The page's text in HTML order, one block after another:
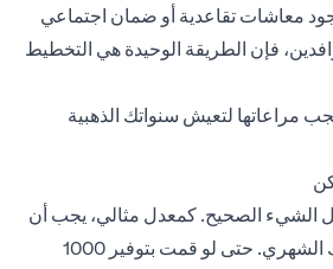
معاشات تقاعدية أو ضمان اجتماعي
فإن الطريقة الوحيدة هي التخطيط
مراعاتها لتعيش سنواتك الذهبية
الشيء الصحيح. كمعدل مثالي، يجب أن
تدخر 20-30٪ من دخلك الشهري. حتى لو قمت بتوفير 1000